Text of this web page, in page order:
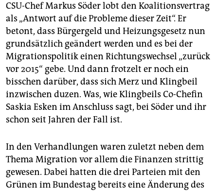
CSU-Chef Markus Söder lobt den Koalitionsvertrag
als „Antwort auf die Probleme dieser Zeit“. Er
betont, dass Bürgergeld und Heizungsgesetz nun
grundsätzlich geändert werden und es bei der
Migrationspolitik einen Richtungswechsel „zurück
vor 2015“ gebe. Und dann frotzelt er noch ein
bisschen darüber, dass sich Merz und Klingbeil
inzwischen duzen. Was, wie Klingbeils Co-Chefin
Saskia Esken im Anschluss sagt, bei Söder und ihr
schon seit Jahren der Fall ist.
In den Verhandlungen waren zuletzt neben dem
Thema Migration vor allem die Finanzen strittig
gewesen. Dabei hatten die drei Parteien mit den
Grünen im Bundestag bereits eine Änderung des